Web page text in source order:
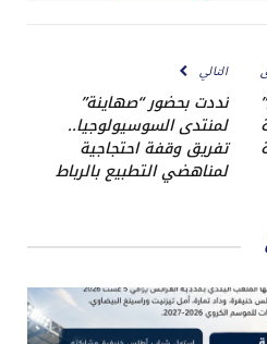
التالي
نددت بحضور “صهاينة”
لمنتدى السوسيولوجيا..
تفريق وقفة احتجاجية
لمناهضي التطبيع بالرباط